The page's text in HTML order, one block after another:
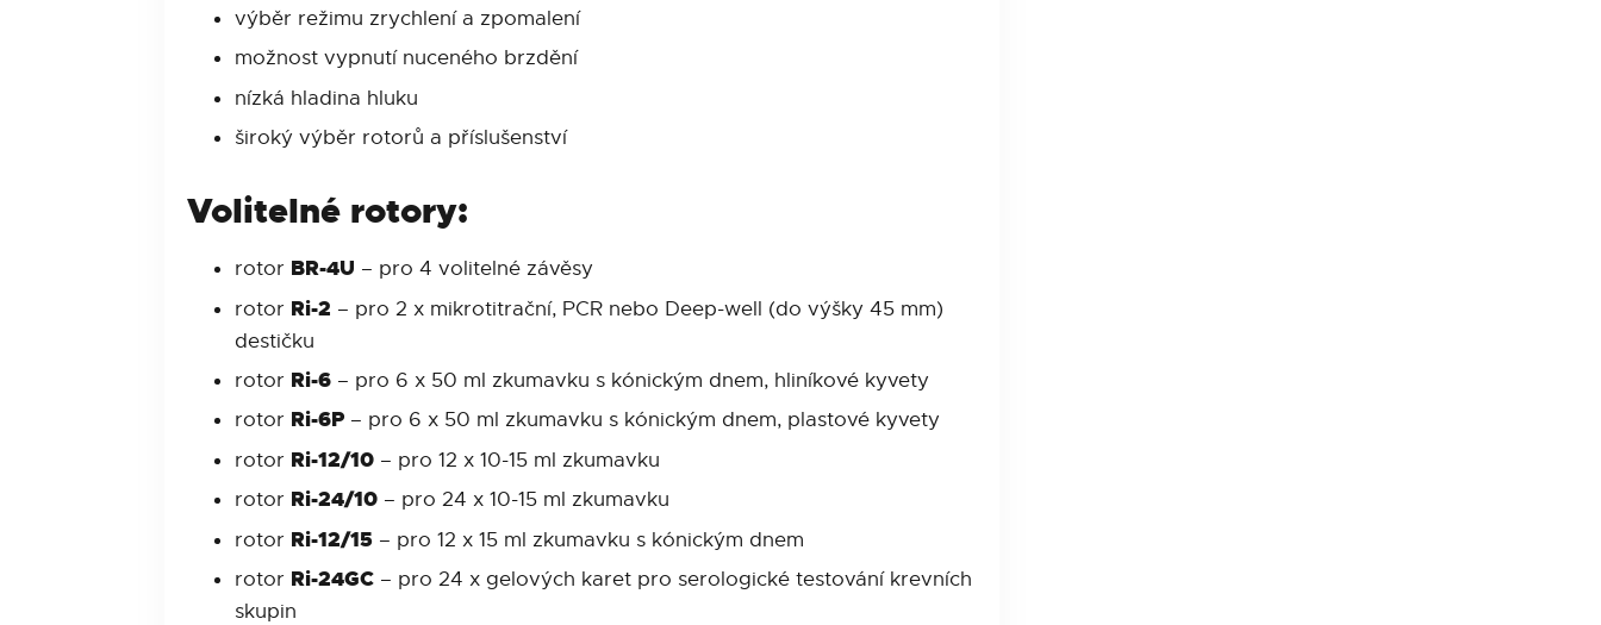
výběr režimu zrychlení a zpomalení
možnost vypnutí nuceného brzdění
nízká hladina hluku
široký výběr rotorů a příslušenství
Volitelné rotory:
rotor BR-4U – pro 4 volitelné závěsy
rotor Ri-2 – pro 2 x mikrotitrační, PCR nebo Deep-well (do výšky 45 mm)
destičku
rotor Ri-6 – pro 6 x 50 ml zkumavku s kónickým dnem, hliníkové kyvety
rotor Ri-6P – pro 6 x 50 ml zkumavku s kónickým dnem, plastové kyvety
rotor Ri-12/10 – pro 12 x 10-15 ml zkumavku
rotor Ri-24/10 – pro 24 x 10-15 ml zkumavku
rotor Ri-12/15 – pro 12 x 15 ml zkumavku s kónickým dnem
rotor Ri-24GC – pro 24 x gelových karet pro serologické testování krevních
skupin